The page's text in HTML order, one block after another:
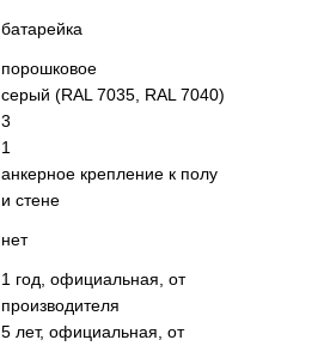
батарейка
порошковое
серый (RAL 7035, RAL 7040)
3
1
анкерное крепление к полу
и стене
нет
1 год, официальная, от
производителя
5 лет, официальная, от